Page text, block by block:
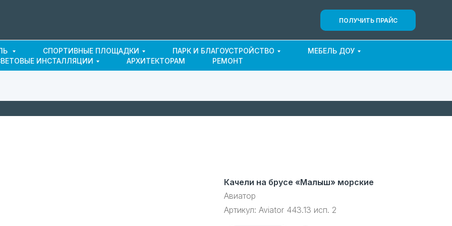
ПОЛУЧИТЬ ПРАЙС
СПОРТИВНЫЕ ПЛОЩАДКИ ПАРК И БЛАГОУСТРОЙСТВО
МЕБЕЛЬ ДОУ
ИНСТАЛЛЯЦИИ
АРХИТЕКТОРАМ РЕМОНТ
Качели на брусе «Малыш» морские
Авиатор
Артикул: Aviator 443.13 исп. 2